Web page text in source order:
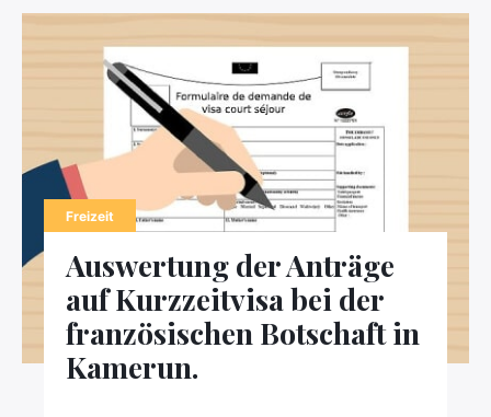
Freizeit
Auswertung der Anträge
auf Kurzzeitvisa bei der
französischen Botschaft in
Kamerun.